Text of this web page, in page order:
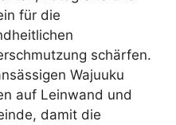
für die
schärfen.
Wajuuku
auf Leinwand und
damit die